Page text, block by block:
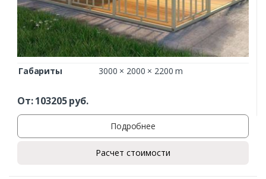
Габариты 3000 × 2000 × 2200 m
От:103205руб.
Подробнее
Расчет стоимости